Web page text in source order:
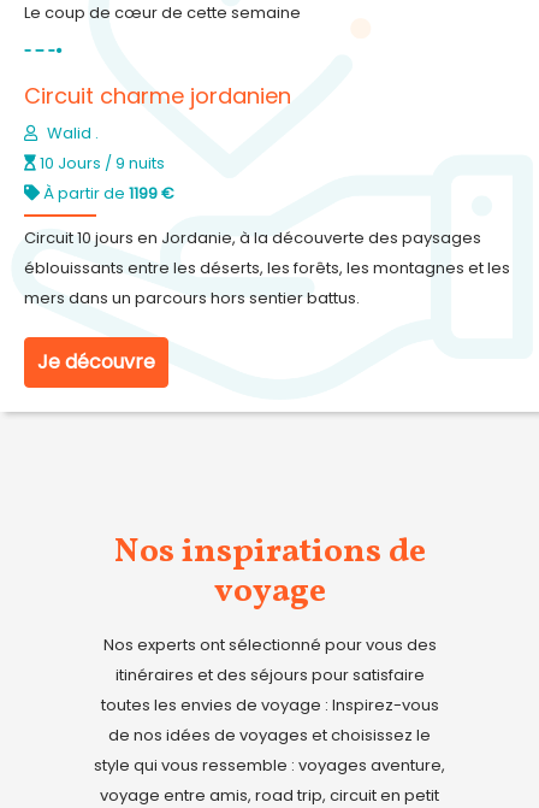
Le coup de cœur de cette semaine
Circuit charme jordanien
Walid .
10 Jours / 9 nuits
À partir de 1199 €
Circuit 10 jours en Jordanie, à la découverte des paysages
éblouissants entre les déserts, les forêts, les montagnes et les
mers dans un parcours hors sentier battus.
Je découvre
Nos inspirations de
voyage
Nos experts ont sélectionné pour vous des
itinéraires et des séjours pour satisfaire
toutes les envies de voyage : Inspirez-vous
de nos idées de voyages et choisissez le
style qui vous ressemble : voyages aventure,
voyage entre amis, road trip, circuit en petit